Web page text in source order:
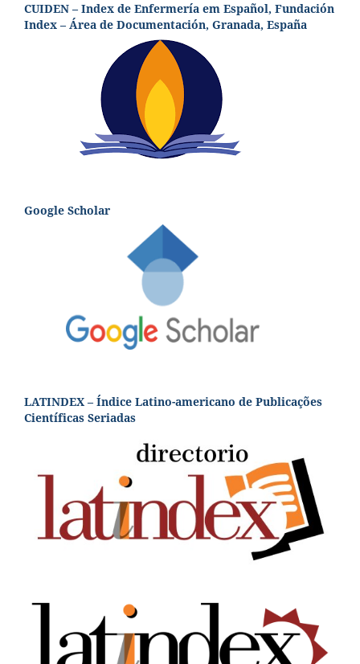
CUIDEN – Index de Enfermería em Español, Fundación
Index – Área de Documentación, Granada, España
Google Scholar
LATINDEX – Índice Latino-americano de Publicações
Científicas Seriadas